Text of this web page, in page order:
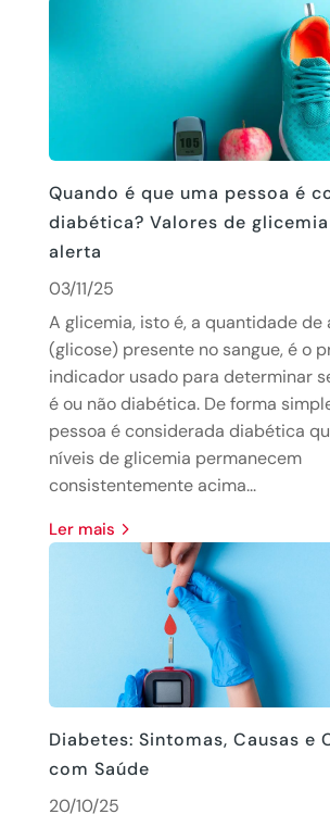
Quando é que uma pessoa é
diabética? Valores de
alerta
03/11/25
A glicemia, isto é, a quantidade de
(glicose) presente no sangue, é o
indicador usado para determinar
é ou não diabética. De forma
pessoa é considerada diabética
níveis de glicemia permanecem
consistentemente acima...
Ler mais
Diabetes: Sintomas, Causas e
com Saúde
20/10/25